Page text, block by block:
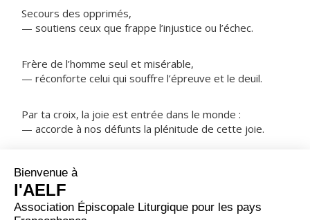
Secours des opprimés,
— soutiens ceux que frappe l’injustice ou l’échec.
Frère de l’homme seul et misérable,
— réconforte celui qui souffre l’épreuve et le deuil.
Par ta croix, la joie est entrée dans le monde :
— accorde à nos défunts la plénitude de cette joie.
NOTRE PÈRE
ORAISON